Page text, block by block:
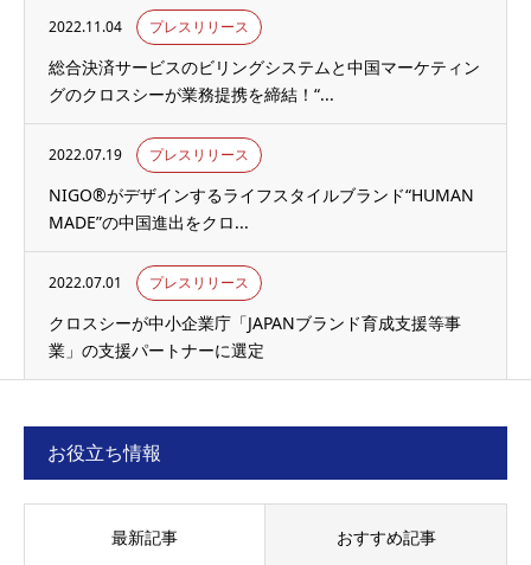
2022.11.04 プレスリリース
総合決済サービスのビリングシステムと中国マーケティン
グのクロスシーが業務提携を締結！“...
2022.07.19 プレスリリース
NIGO®がデザインするライフスタイルブランド“HUMAN
MADE”の中国進出をクロ...
2022.07.01 プレスリリース
クロスシーが中小企業庁「JAPANブランド育成支援等事
業」の支援パートナーに選定
お役立ち情報
最新記事 おすすめ記事